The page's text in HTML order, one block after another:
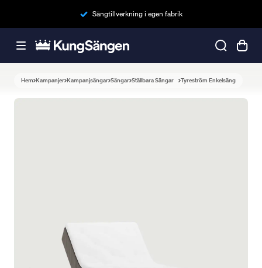
Sängtillverkning i egen fabrik
Hem Kampanjer Kampanjsängar Sängar Ställbara Sängar Tyreström Enkelsäng